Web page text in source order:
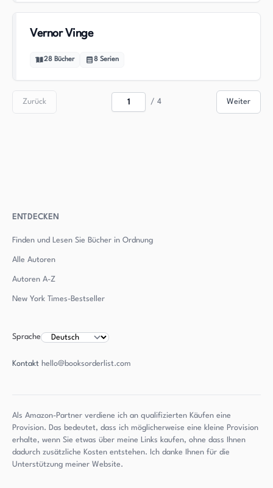
Vernor Vinge
28 Bücher 8 Serien
Zurück / 4 Weiter
ENTDECKEN
Finden und Lesen Sie Bücher in Ordnung
Alle Autoren
Autoren A-Z
New York Times-Bestseller
Sprache
Kontakt hello@booksorderlist.com
Als Amazon-Partner verdiene ich an qualifizierten Käufen eine
Provision. Das bedeutet, dass ich möglicherweise eine kleine Provision
erhalte, wenn Sie etwas über meine Links kaufen, ohne dass Ihnen
dadurch zusätzliche Kosten entstehen. Ich danke Ihnen für die
Unterstützung meiner Website.